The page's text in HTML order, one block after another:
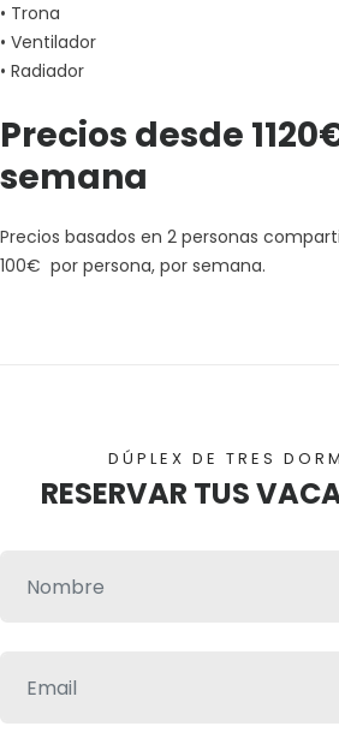
• Trona
• Ventilador
• Radiador
Precios desde
semana
Precios basados ​​en 2 personas
100€ por persona, por semana.
DÚPLEX DE TRES
RESERVAR TUS